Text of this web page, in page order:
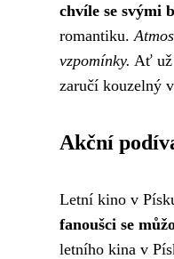
chvíle se svými
romantiku.
vzpomínky. Ať už
zaručí kouzelný
Akční
Letní kino v
fanoušci se
letního kina v